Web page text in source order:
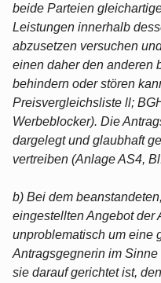
beide Parteien
Leistungen innerhalb
abzusetzen versuchen
einen daher den anderen
behindern oder stören
Preisvergleichsliste ll;
Werbeblocker). Die
dargelegt und glaubhaft
vertreiben (Anlage AS4,
b) Bei dem
eingestellten Angebot der
unproblematisch um eine
Antragsgegnerin im Sinne
sie darauf gerichtet ist,